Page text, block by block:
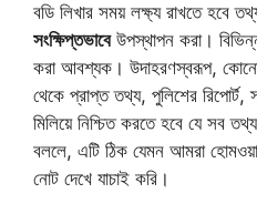
বডি লিখার সময় লক্ষ্য রাখতে হবে
সংক্ষিপ্তভাবেউপস্থাপন করা।
করা আবশ্যক। উদাহরণস্বরূপ, কোনো
থেকে প্রাপ্ত তথ্য, পুলিশের
মিলিয়ে নিশ্চিত করতে হবে যে সব
বললে, এটি ঠিক যেমন আমরা
নোট দেখে যাচাই করি।